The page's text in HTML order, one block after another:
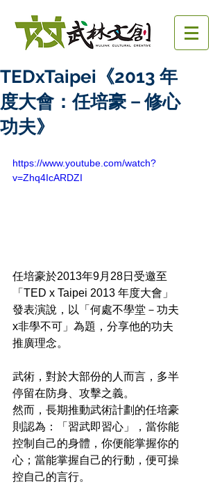
TEDxTaipei《2013 年
度大會：任培豪－修心
功夫》
https://www.youtube.com/watch?
v=Zhq4IcARDZI
任培豪於2013年9月28日受邀至
「TED x Taipei 2013 年度大會」
發表演說，以「何處不學堂－功夫
x非學不可」為題，分享他的功夫
推廣理念。
武術，對於大部份的人而言，多半
停留在防身、攻擊之義。
然而，長期推動武術計劃的任培豪
則認為：「習武即習心」，當你能
控制自己的身體，你便能掌握你的
心；當能掌握自己的行動，便可操
控自己的言行。